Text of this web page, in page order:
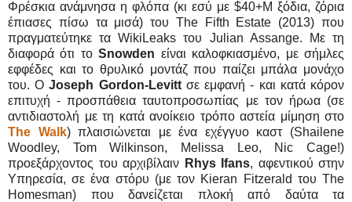
Φρέσκια ανάμνησα η φλόπα (κι εσύ με $40+Μ ξόδια, ζόρια
έπιασες πίσω τα μισά) του The Fifth Estate (2013) που
πραγματεύτηκε τα WikiLeaks του Julian Assange. Με τη
διαφορά ότι τοSnowden είναι καλοφκιασμένο, με σήμλες
εφφέδες και το θρυλικό μοντάζ που παίζει μπάλα μονάχο
του. ΟJoseph Gordon-Levittσε εμφανή - και κατά κόρον
επιτυχή - προσπάθεια ταυτοπροσωπίας με τον ήρωα (σε
αντιδιαστολή με τη κατά ανοίκειο τρόπο αστεία μίμηση στο
The Walk) πλαισιώνεται με ένα εχέγγυο καστ (Shailene
Woodley, Tom Wilkinson, Melissa Leo, Nic Cage!)
προεξάρχοντος του αρχιβίλαιν Rhys Ifans, αφεντικού στην
Υπηρεσία, σε ένα στόρυ (με τον Kieran Fitzerald του The
Homesman) που δανείζεται πλοκή από δαύτα τα